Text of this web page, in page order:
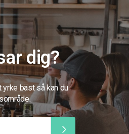
dig?
bäst så kan du